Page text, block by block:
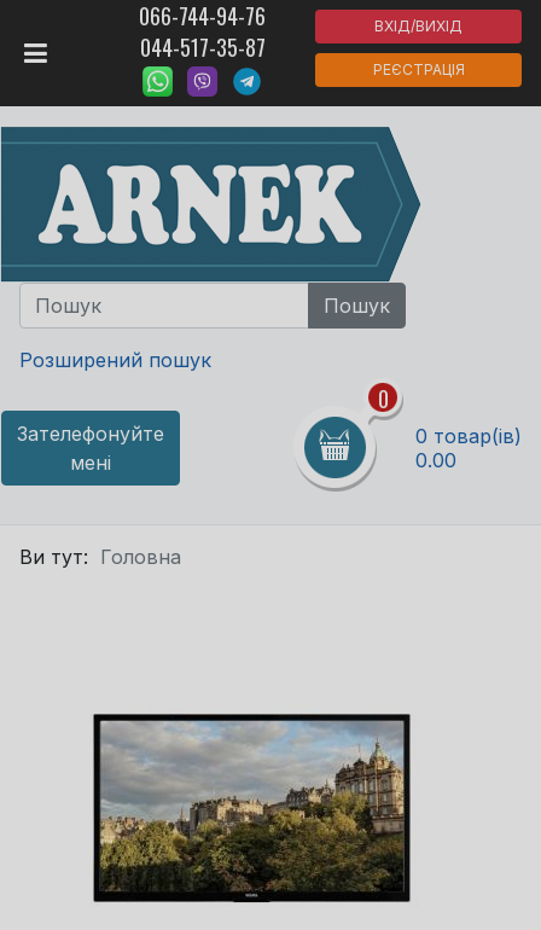
066-744-94-76
044-517-35-87
ВХІД/ВИХІД
РЕЄСТРАЦІЯ
Розширений пошук
Зателефонуйте
мені
0
0 товар(ів)
0.00
Ви тут: Головна